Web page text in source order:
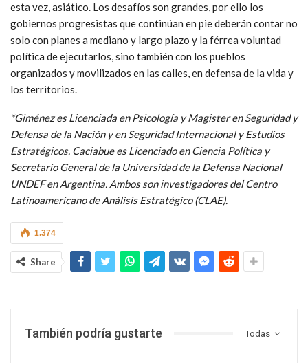
esta vez, asiático. Los desafíos son grandes, por ello los
gobiernos progresistas que continúan en pie deberán contar no
solo con planes a mediano y largo plazo y la férrea voluntad
política de ejecutarlos, sino también con los pueblos
organizados y movilizados en las calles, en defensa de la vida y
los territorios.
*Giménez es Licenciada en Psicología y Magister en Seguridad y
Defensa de la Nación y en Seguridad Internacional y Estudios
Estratégicos. Caciabue es Licenciado en Ciencia Política y
Secretario General de la Universidad de la Defensa Nacional
UNDEF en Argentina. Ambos son investigadores del Centro
Latinoamericano de Análisis Estratégico (CLAE).
1.374
Share
Todas
También podría gustarte